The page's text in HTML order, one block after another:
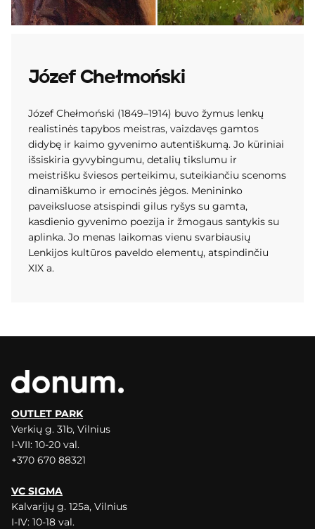
Józef Chełmoński
Józef Chełmoński (1849–1914) buvo žymus lenkų
realistinės tapybos meistras, vaizdavęs gamtos
didybę ir kaimo gyvenimo autentiškumą. Jo kūriniai
išsiskiria gyvybingumu, detalių tikslumu ir
meistrišku šviesos perteikimu, suteikiančiu scenoms
dinamiškumo ir emocinės jėgos. Menininko
paveiksluose atsispindi gilus ryšys su gamta,
kasdienio gyvenimo poezija ir žmogaus santykis su
aplinka. Jo menas laikomas vienu svarbiausių
Lenkijos kultūros paveldo elementų, atspindinčiu
XIX a.
OUTLET PARK
Verkių g. 31b, Vilnius
I-VII: 10-20 val.
+370 670 88321
VC SIGMA
Kalvarijų g. 125a, Vilnius
I-IV: 10-18 val.